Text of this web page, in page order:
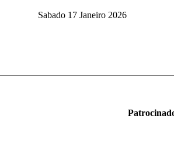
Sabado 17 Janeiro 2026